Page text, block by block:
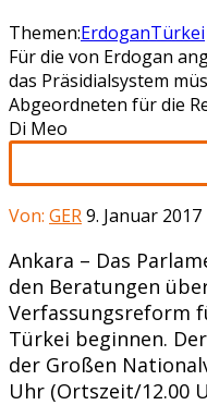
Themen:ErdoganTürkei
Für die von Erdogan
das Präsidialsystem
Abgeordneten für die
Di Meo
Von: GER9. Januar 2017
Ankara – Das
den Beratungen
Verfassungsreform
Türkei beginnen.
der Großen
Uhr (Ortszeit/12.00